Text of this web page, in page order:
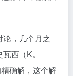
，几个月之
西（K。
确解，这个解